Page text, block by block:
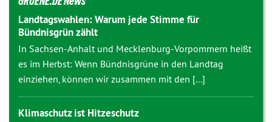
Landtagswahlen: Warum jede Stimme für
Bündnisgrün zählt
In Sachsen-Anhalt und Mecklenburg-Vorpommern heißt
es im Herbst: Wenn Bündnisgrüne in den Landtag
einziehen, können wir zusammen mit den [...]
Klimaschutz ist Hitzeschutz